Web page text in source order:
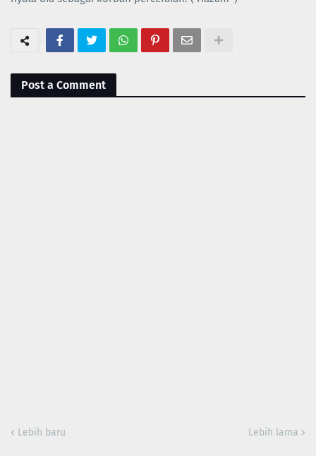
Post a Comment
Lebih baru Lebih lama